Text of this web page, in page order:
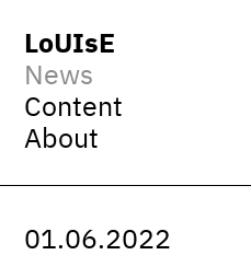
LoUIsE
News
Content
About
01.06.2022